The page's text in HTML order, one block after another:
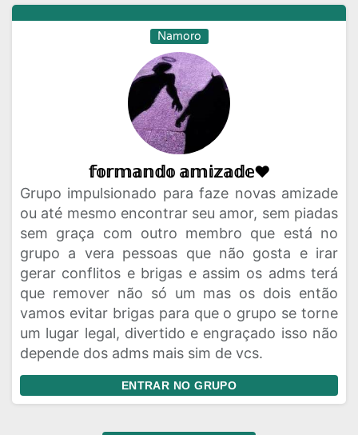
Namoro
𝕗𝕠𝕣𝕞𝕒𝕟𝕕𝕠 𝕒𝕞𝕚𝕫𝕒𝕕𝕖❤︎
Grupo impulsionado para faze novas amizade
ou até mesmo encontrar seu amor, sem piadas
sem graça com outro membro que está no
grupo a vera pessoas que não gosta e irar
gerar conflitos e brigas e assim os adms terá
que remover não só um mas os dois então
vamos evitar brigas para que o grupo se torne
um lugar legal, divertido e engraçado isso não
depende dos adms mais sim de vcs.
ENTRAR NO GRUPO